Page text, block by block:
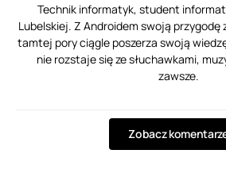
Technik informatyk, student
Lubelskiej. Z Androidem swoją przygodę
tamtej pory ciągle poszerza swoją
nie rozstaje się ze słuchawkami,
zawsze.
Zobacz